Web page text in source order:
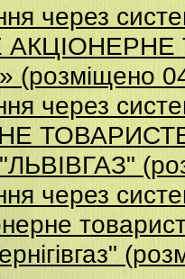
через
(розміщено
через
через